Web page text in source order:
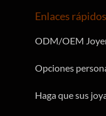
Enlaces rápidos
ODM/OEM
Opciones
Haga que sus